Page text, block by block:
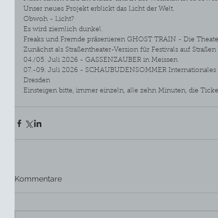
Unser neues Projekt erblickt das Licht der Welt.
Obwoh - Licht?
Es wird ziemlich dunkel.
Freaks und Fremde präsenieren GHOST TRAIN - Die
Zunächst als Straßentheater-Version für Festivals auf
04./05. Juli 2026 - GASSENZAUBER in Meissen
07.-09. Juli 2026 - SCHAUBUDENSOMMER
Dresden
Einsteigen bitte, immer einzeln, alle zehn Minuten, die
Kommentare